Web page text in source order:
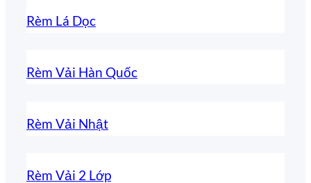
Rèm Lá Dọc
Rèm Vải Hàn Quốc
Rèm Vải Nhật
Rèm Vải 2 Lớp